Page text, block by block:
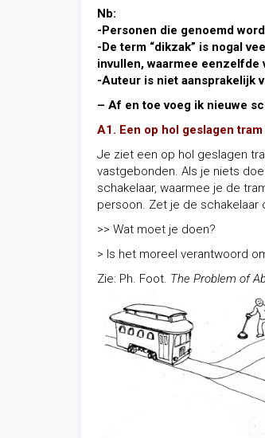
Nb:
-Personen die genoemd
-De term “dikzak” is nogal
invullen, waarmee
-Auteur is niet aansprakelijk
– Af en toe voeg ik nieuwe
A1. Een op hol geslagen
Je ziet een op hol geslagen
vastgebonden. Als je niets
schakelaar, waarmee je de
persoon. Zet je de
>> Wat moet je doen?
> Is het moreel verantwoord
Zie: Ph. Foot. The Problem of